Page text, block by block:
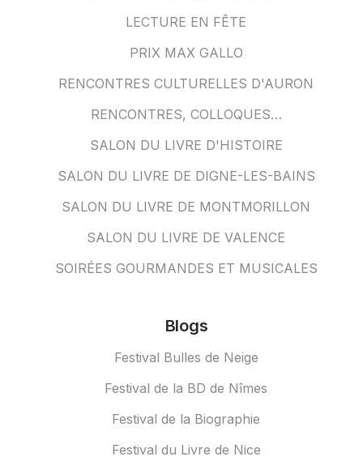
LECTURE EN FÊTE
PRIX MAX GALLO
RENCONTRES CULTURELLES D'AURON
RENCONTRES, COLLOQUES…
SALON DU LIVRE D'HISTOIRE
SALON DU LIVRE DE DIGNE-LES-BAINS
SALON DU LIVRE DE MONTMORILLON
SALON DU LIVRE DE VALENCE
SOIRÉES GOURMANDES ET MUSICALES
Blogs
Festival Bulles de Neige
Festival de la BD de Nîmes
Festival de la Biographie
Festival du Livre de Nice